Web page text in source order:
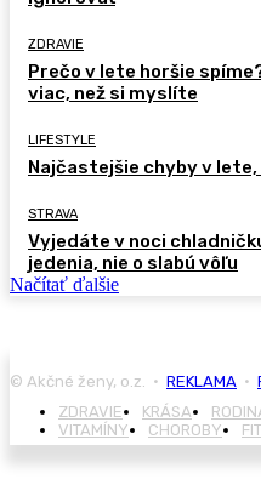
ZDRAVIE
Prečo v lete horšie
viac, než si myslíte
LIFESTYLE
Najčastejšie chyby v
STRAVA
Vyjedáte v noci
jedenia, nie o slabú vôľu
Načítať ďalšie
© Akčné ženy, o.z. • REKLAMA •
ZDRAVIE
KRÁSA
VITAMÍNY
CHOROBY